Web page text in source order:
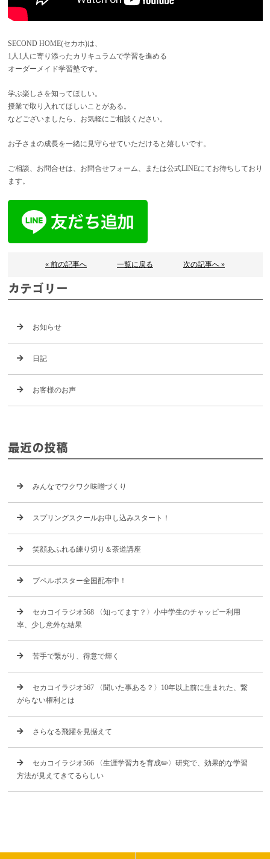
SECOND HOME(セカホ)は、
1人1人に寄り添ったカリキュラムで学習を進める
オーダーメイド学習塾です。
学ぶ楽しさを知ってほしい。
授業で取り入れてほしいことがある。
などございましたら、お気軽にご相談ください。
お子さまの成長を一緒に見守らせていただけると嬉しいです。
ご相談、お問合せは、お問合せフォーム、または公式LINEにてお待ちしており
ます。
« 前の記事へ 一覧に戻る 次の記事へ »
カテゴリー
お知らせ
日記
お客様のお声
最近の投稿
みんなでワクワク味噌づくり
スプリングスクールお申し込みスタート！
笑顔あふれる練り切り＆茶道講座
プペルポスター全国配布中！
セカコイラジオ568 〈知ってます？〉小中学生のチャッピー利用
率、少し意外な結果
苦手で繋がり、得意で輝く
セカコイラジオ567 〈聞いた事ある？〉10年以上前に生まれた、繋
がらない権利とは
さらなる飛躍を見据えて
セカコイラジオ566 〈生涯学習力を育成✏️〉研究で、効果的な学習
方法が見えてきてるらしい